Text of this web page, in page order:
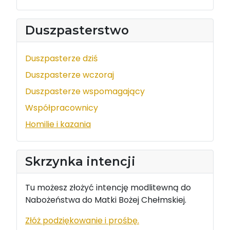
Duszpasterstwo
Duszpasterze dziś
Duszpasterze wczoraj
Duszpasterze wspomagający
Współpracownicy
Homilie i kazania
Skrzynka intencji
Tu możesz złożyć intencję modlitewną do
Nabożeństwa do Matki Bożej Chełmskiej.
Złóż podziękowanie i prośbę.